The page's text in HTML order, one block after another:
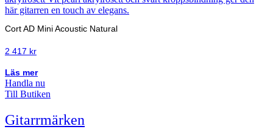
Cort AD Mini Acoustic Natural
2 417 kr
Läs mer
Handla nu
Till Butiken
Gitarrmärken